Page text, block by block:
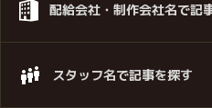
配給会社・制作会社名で記
スタッフ名で記事を探す